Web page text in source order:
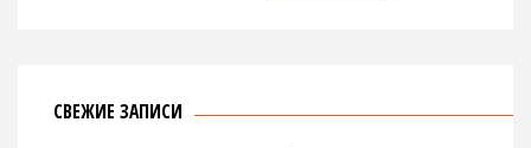
СВЕЖИЕ ЗАПИСИ